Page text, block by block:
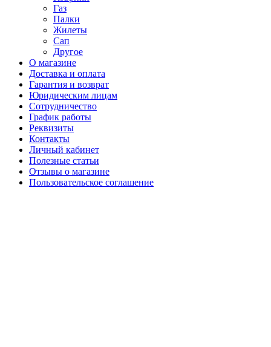
Газ
Палки
Жилеты
Сап
Другое
О магазине
Доставка и оплата
Гарантия и возврат
Юридическим лицам
Сотрудничество
График работы
Реквизиты
Контакты
Личный кабинет
Полезные статьи
Отзывы о магазине
Пользовательское соглашение